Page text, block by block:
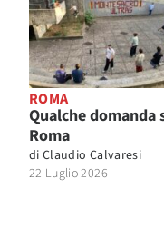
ROMA
Qualche domanda
Roma
di Claudio Calvaresi
22 Luglio 2026